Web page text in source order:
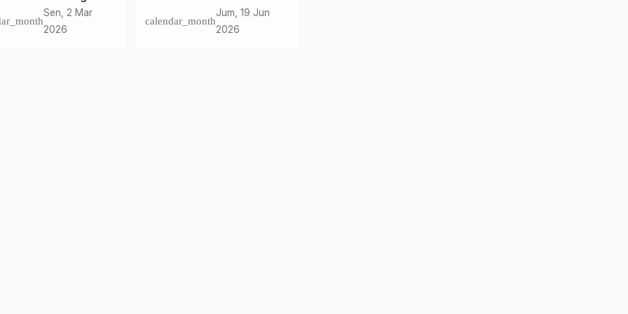
Pangan Selama
Sen, 2 Mar
2026
Gubernur SDK: 1448 H
Insyaallah Lebih Baik dan
calendar_month
Jum, 19 Jun
2026